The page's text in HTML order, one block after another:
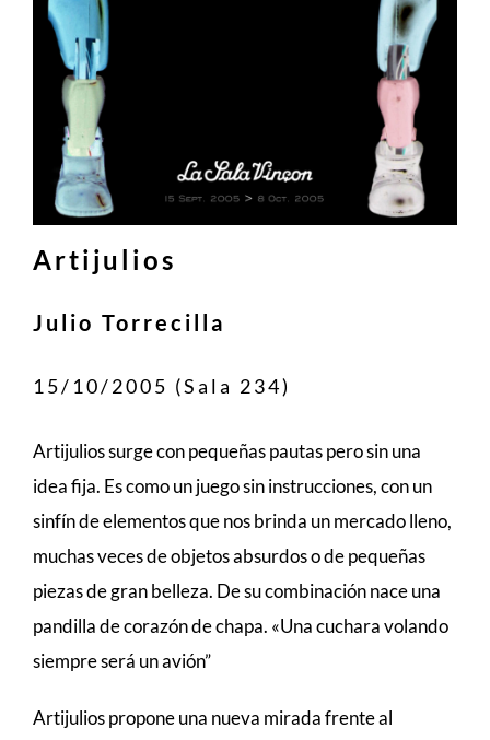
Artijulios
Julio Torrecilla
15/10/2005 (Sala 234)
Artijulios surge con pequeñas pautas pero sin una
idea fija. Es como un juego sin instrucciones, con un
sinfín de elementos que nos brinda un mercado lleno,
muchas veces de objetos absurdos o de pequeñas
piezas de gran belleza. De su combinación nace una
pandilla de corazón de chapa. «Una cuchara volando
siempre será un avión”
Artijulios propone una nueva mirada frente al